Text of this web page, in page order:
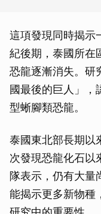
這項發現同時揭示
紀後期，泰國所在
恐龍逐漸消失。研
國最後的巨人」，
型蜥腳類恐龍。
泰國東北部長期以
次發現恐龍化石以
隊表示，仍有大量
能揭示更多新物種